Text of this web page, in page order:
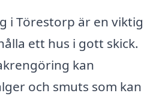
i Törestorp är en viktig
ett hus i gott skick.
kan
och smuts som kan